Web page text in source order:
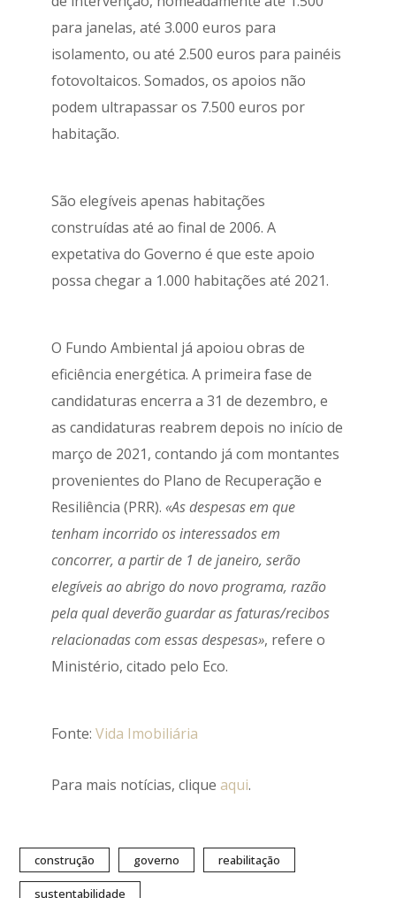
para janelas, até 3.000 euros para
isolamento, ou até 2.500 euros para painéis
fotovoltaicos. Somados, os apoios não
podem ultrapassar os 7.500 euros por
habitação.
São elegíveis apenas habitações
construídas até ao final de 2006. A
expetativa do Governo é que este apoio
possa chegar a 1.000 habitações até 2021.
O Fundo Ambiental já apoiou obras de
eficiência energética. A primeira fase de
candidaturas encerra a 31 de dezembro, e
as candidaturas reabrem depois no início de
março de 2021, contando já com montantes
provenientes do Plano de Recuperação e
Resiliência (PRR). «As despesas em que
tenham incorrido os interessados em
concorrer, a partir de 1 de janeiro, serão
elegíveis ao abrigo do novo programa, razão
pela qual deverão guardar as faturas/recibos
relacionadas com essas despesas», refere o
Ministério, citado pelo Eco.
Fonte: Vida Imobiliária
Para mais notícias, clique aqui.
construção governo reabilitação
sustentabilidade